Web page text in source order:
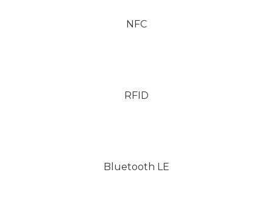
NFC
RFID
Bluetooth LE